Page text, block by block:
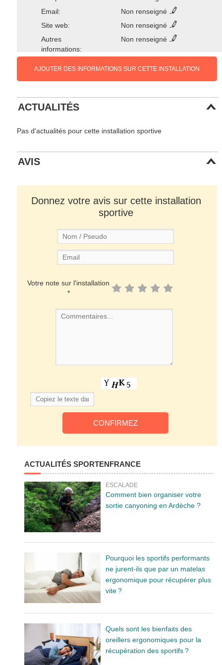
Email:
Non renseigné
Site web:
Non renseigné
Autres
informations:
Non renseigné
AJOUTER DES INFORMATIONS SUR CETTE INSTALLATION
ACTUALITÉS
Pas d'actualités pour cette installation sportive
AVIS
Donnez votre avis sur cette installation
sportive
Votre note sur l'installation
*
ACTUALITÉS SPORTENFRANCE
ESCALADE
Comment bien organiser votre
sortie canyoning en Ardèche ?
Pourquoi les sportifs performants
ne jurent-ils que par un matelas
ergonomique pour récupérer plus
vite ?
Quels sont les bienfaits des
oreillers ergonomiques pour la
récupération des sportifs ?